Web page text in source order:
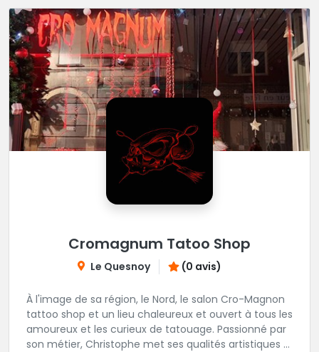
Cromagnum Tatoo Shop
Le Quesnoy (0 avis)
À l'image de sa région, le Nord, le salon Cro-Magnon
tattoo shop et un lieu chaleureux et ouvert à tous les
amoureux et les curieux de tatouage. Passionné par
son métier, Christophe met ses qualités artistiques à